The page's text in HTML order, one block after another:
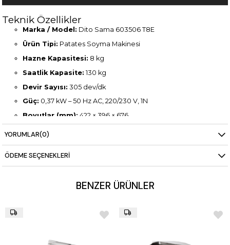
Teknik Özellikler
Marka / Model: Dito Sama 603506 T8E
Ürün Tipi: Patates Soyma Makinesi
Hazne Kapasitesi: 8 kg
Saatlik Kapasite: 130 kg
Devir Sayısı: 305 dev/dk
Güç: 0,37 kW – 50 Hz AC, 220/230 V, 1N
Boyutlar (mm): 422 × 396 × 676
Ağırlık:26 kg
Dahili Aksesuarlar
Abrasif Disk (653316)
Filtre (653514)
YORUMLAR(0)
ÖDEME SEÇENEKLERI
BENZER ÜRÜNLER